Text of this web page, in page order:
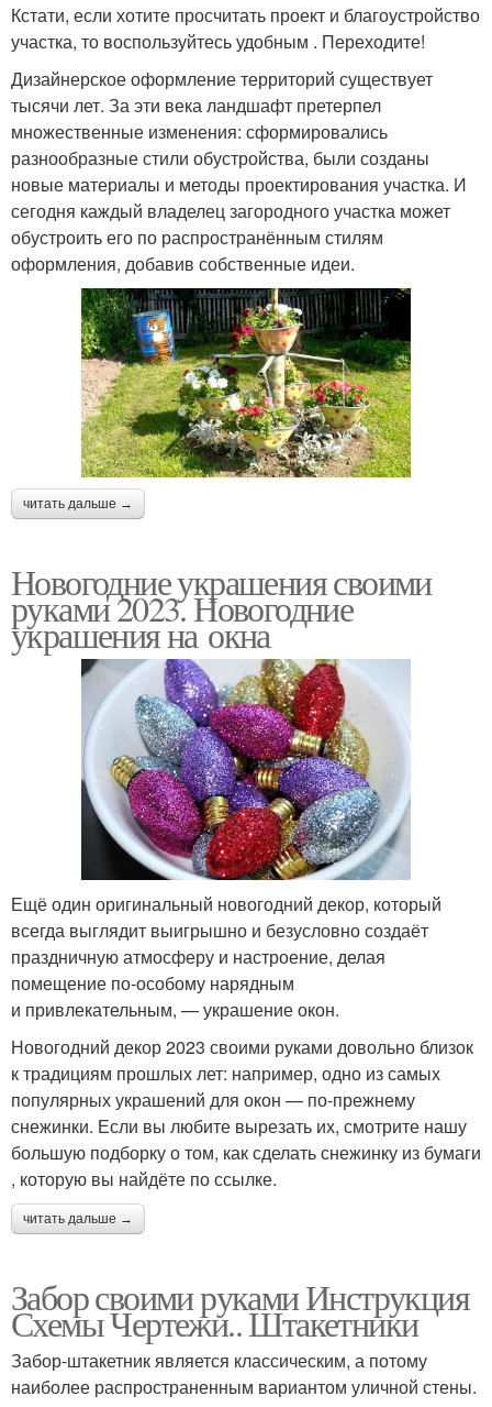
Кстати, если хотите просчитать проект и благоустройство
участка, то воспользуйтесь удобным . Переходите!
Дизайнерское оформление территорий существует
тысячи лет. За эти века ландшафт претерпел
множественные изменения: сформировались
разнообразные стили обустройства, были созданы
новые материалы и методы проектирования участка. И
сегодня каждый владелец загородного участка может
обустроить его по распространённым стилям
оформления, добавив собственные идеи.
читать дальше →
Новогодние украшения своими
руками 2023. Новогодние
украшения на окна
Ещё один оригинальный новогодний декор, который
всегда выглядит выигрышно и безусловно создаёт
праздничную атмосферу и настроение, делая
помещение по‑особому нарядным
и привлекательным, — украшение окон.
Новогодний декор 2023 своими руками довольно близок
к традициям прошлых лет: например, одно из самых
популярных украшений для окон — по‑прежнему
снежинки. Если вы любите вырезать их, смотрите нашу
большую подборку о том, как сделать снежинку из бумаги
, которую вы найдёте по ссылке.
читать дальше →
Забор своими руками Инструкция
Схемы Чертежи.. Штакетники
Забор-штакетник является классическим, а потому
наиболее распространенным вариантом уличной стены.